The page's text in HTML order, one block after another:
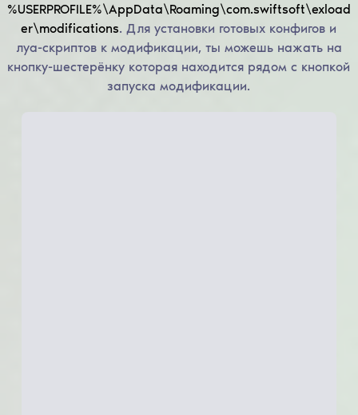
%USERPROFILE%\AppData\Roaming\com.swiftsoft\exload
er\modifications.Для установки готовых конфигов и
луа-скриптов к модификации, ты можешь нажать на
кнопку-шестерёнку которая находится рядом с кнопкой
запуска модификации.